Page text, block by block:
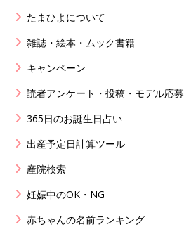
たまひよについて
雑誌・絵本・ムック書籍
キャンペーン
読者アンケート・投稿・モデル応募
365日のお誕生日占い
出産予定日計算ツール
産院検索
妊娠中のOK・NG
赤ちゃんの名前ランキング